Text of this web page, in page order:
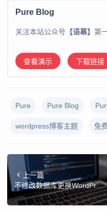
Pure Blog
关注本站公众号 【语幕】 第
查看演示 下载链接
Pure Pure Blog
wordpress博客主题 免
上一篇
不修改数据库更换WordPre
ss域名